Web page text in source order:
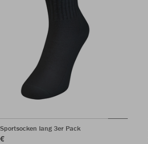
Sportsocken lang 3er Pack